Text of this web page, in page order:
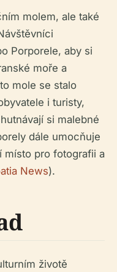
molem, ale také
Porporele, aby si
moře a
mole se stalo
i turisty,
si malebné
dále umocňuje
místo pro fotografii a
News).
životě